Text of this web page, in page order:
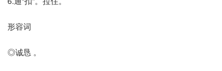
形容词
◎诚恳 。